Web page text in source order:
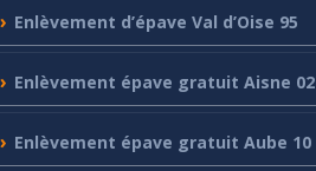
Enlèvement d’épave Val d’Oise 95
Enlèvement épave gratuit Aisne 02
Enlèvement épave gratuit Aube 10